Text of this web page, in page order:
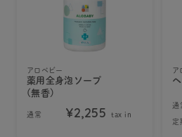
アロベビー
薬用全身泡ソープ
(無香)
通常 ¥2,255 tax in
ア
通
定